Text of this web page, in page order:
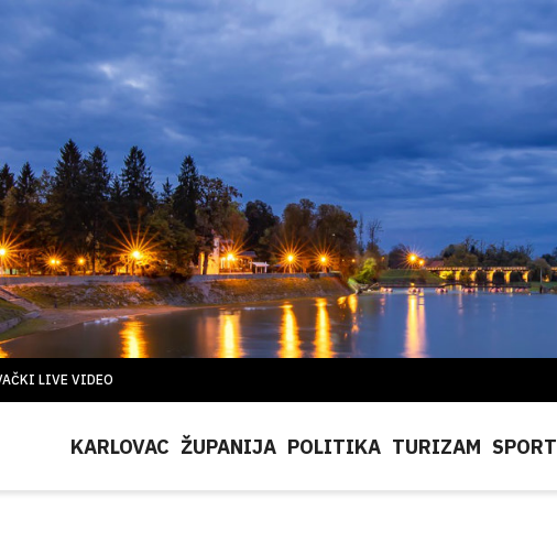
LIVE VIDEO
KARLOVAC ŽUPANIJA POLITIKA TURIZAM SPORT